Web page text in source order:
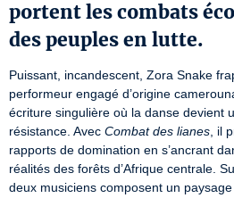
portent les combats
des peuples en lutte.
Puissant, incandescent, Zora Snake
performeur engagé d’origine
écriture singulière où la danse devient
résistance. Avec Combat des lianes , il
rapports de domination en s’ancrant
réalités des forêts d’Afrique centrale.
deux musiciens composent un